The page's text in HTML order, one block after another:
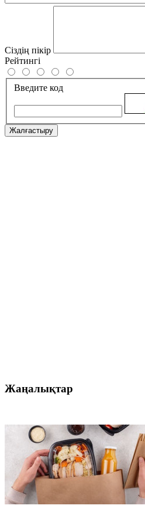
Сіздің пікір
Рейтингі
Введите код
Жалғастыру
Жаңалықтар